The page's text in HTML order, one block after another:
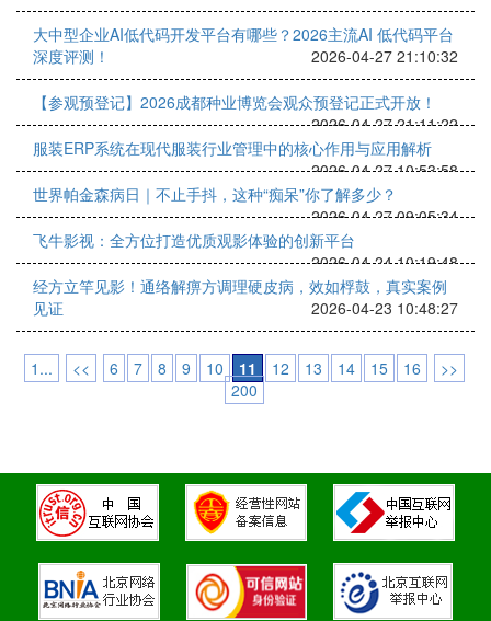
大中型企业AI低代码开发平台有哪些？2026主流AI 低代码平台
深度评测！
2026-04-27 21:10:32
【参观预登记】2026成都种业博览会观众预登记正式开放！
2026-04-27 21:11:22
服装ERP系统在现代服装行业管理中的核心作用与应用解析
2026-04-27 10:53:58
世界帕金森病日｜不止手抖，这种“痴呆”你了解多少？
2026-04-27 09:05:34
飞牛影视：全方位打造优质观影体验的创新平台
2026-04-24 10:19:48
经方立竿见影！通络解痹方调理硬皮病，效如桴鼓，真实案例
见证
2026-04-23 10:48:27
1... << 6 7 8 9 10 11 12 13 14 15 16
>>
200